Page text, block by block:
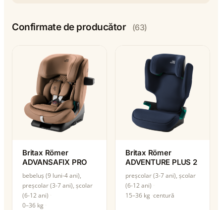
Confirmate de producător (63)
Britax Römer
ADVANSAFIX PRO
bebeluș (9 luni-4 ani),
preșcolar (3-7 ani), școlar
(6-12 ani)
0–36 kg
Britax Römer
ADVENTURE PLUS 2
preșcolar (3-7 ani), școlar
(6-12 ani)
15–36 kg centură